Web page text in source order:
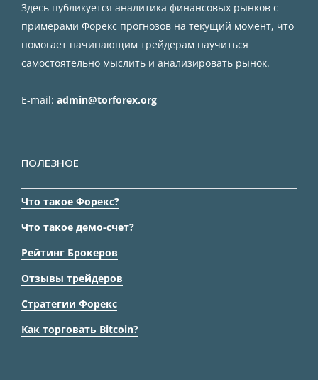
Здесь публикуется аналитика финансовых рынков с
примерами Форекс прогнозов на текущий момент, что
помогает начинающим трейдерам научиться
самостоятельно мыслить и анализировать рынок.
E-mail: admin@torforex.org
ПОЛЕЗНОЕ
Что такое Форекс?
Что такое демо-счет?
Рейтинг Брокеров
Отзывы трейдеров
Стратегии Форекс
Как торговать Bitcoin?